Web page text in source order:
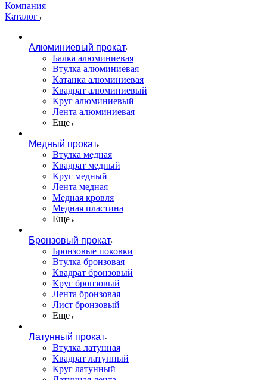
Компания
Каталог
Алюминиевый прокат
Балка алюминиевая
Втулка алюминиевая
Катанка алюминиевая
Квадрат алюминиевый
Круг алюминиевый
Лента алюминиевая
Еще
Медный прокат
Втулка медная
Квадрат медный
Круг медный
Лента медная
Медная кровля
Медная пластина
Еще
Бронзовый прокат
Бронзовые поковки
Втулка бронзовая
Квадрат бронзовый
Круг бронзовый
Лента бронзовая
Лист бронзовый
Еще
Латунный прокат
Втулка латунная
Квадрат латунный
Круг латунный